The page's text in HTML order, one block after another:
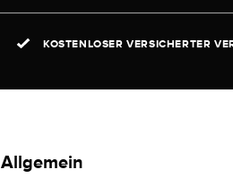
KOSTENLOSER VERSICHERTER
Allgemein